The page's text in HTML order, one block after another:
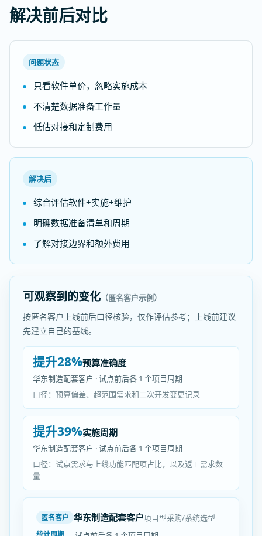
解决前后对比
问题状态
只看软件单价，忽略实施成本
不清楚数据准备工作量
低估对接和定制费用
解决后
综合评估软件+实施+维护
明确数据准备清单和周期
了解对接边界和额外费用
可观察到的变化 （匿名客户示例）
按匿名客户上线前后口径核验，仅作评估参考；上线前建议
先建立自己的基线。
提升28%预算准确度
华东制造配套客户 · 试点前后各 1 个项目周期
口径：预算偏差、超范围需求和二次开发变更记录
提升39%实施周期
华东制造配套客户 · 试点前后各 1 个项目周期
口径：试点需求与上线功能匹配项占比，以及返工需求数
量
匿名客户 华东制造配套客户项目型采购/系统选型